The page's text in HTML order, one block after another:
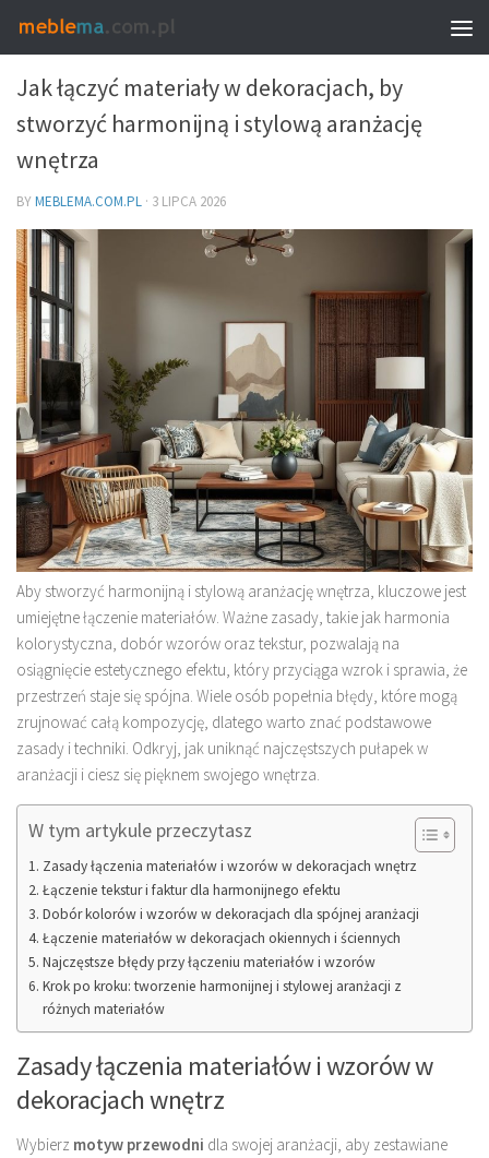
DEKORACJE I DODATKI – DOBÓR DO WNĘTRZA
Jak łączyć materiały w dekoracjach, by
stworzyć harmonijną i stylową aranżację
wnętrza
BYMEBLEMA.COM.PL · 3 LIPCA 2026
Aby stworzyć harmonijną i stylową aranżację wnętrza, kluczowe jest
umiejętne łączenie materiałów. Ważne zasady, takie jak harmonia
kolorystyczna, dobór wzorów oraz tekstur, pozwalają na
osiągnięcie estetycznego efektu, który przyciąga wzrok i sprawia, że
przestrzeń staje się spójna. Wiele osób popełnia błędy, które mogą
zrujnować całą kompozycję, dlatego warto znać podstawowe
zasady i techniki. Odkryj, jak uniknąć najczęstszych pułapek w
aranżacji i ciesz się pięknem swojego wnętrza.
W tym artykule przeczytasz
Zasady łączenia materiałów i wzorów w dekoracjach wnętrz
Łączenie tekstur i faktur dla harmonijnego efektu
Dobór kolorów i wzorów w dekoracjach dla spójnej aranżacji
Łączenie materiałów w dekoracjach okiennych i ściennych
Najczęstsze błędy przy łączeniu materiałów i wzorów
Krok po kroku: tworzenie harmonijnej i stylowej aranżacji z
różnych materiałów
Zasady łączenia materiałów i wzorów w
dekoracjach wnętrz
Wybierz motyw przewodni dla swojej aranżacji, aby zestawiane